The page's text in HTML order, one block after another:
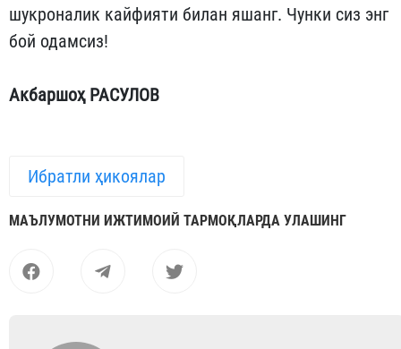
шукроналик кайфияти билан яшанг. Чунки сиз энг
бой одамсиз!
Акбаршоҳ РАСУЛОВ
Ибратли ҳикоялар
МАЪЛУМОТНИ ИЖТИМОИЙ ТАРМОҚЛАРДА УЛАШИНГ